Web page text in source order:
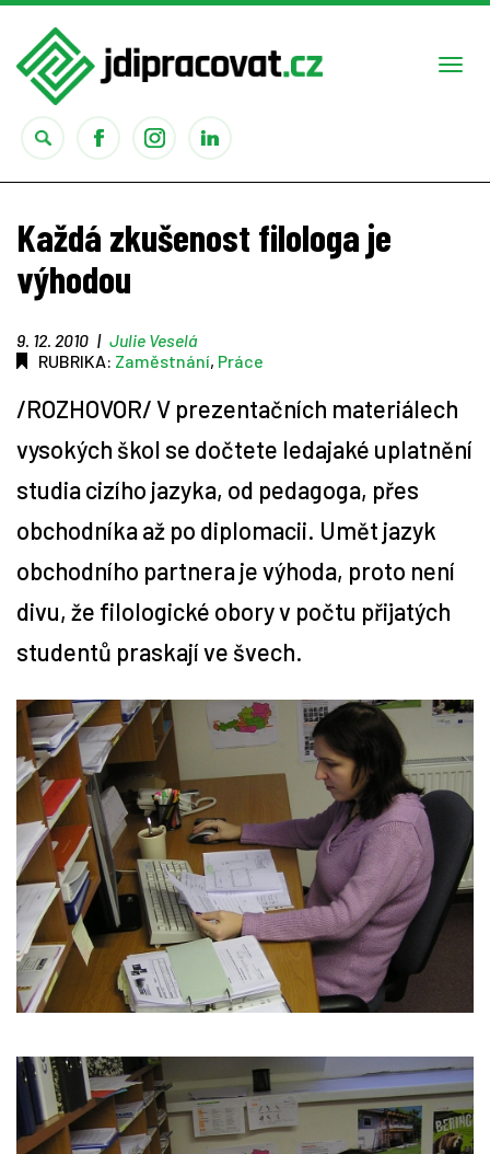
Obory
Seriály
Tipy
Časopis
Soutěže
Každá zkušenost filologa je
výhodou
9. 12. 2010 | Julie Veselá
RUBRIKA: Zaměstnání, Práce
/ROZHOVOR/ V prezentačních materiálech
vysokých škol se dočtete ledajaké uplatnění
studia cizího jazyka, od pedagoga, přes
obchodníka až po diplomacii. Umět jazyk
obchodního partnera je výhoda, proto není
divu, že filologické obory v počtu přijatých
studentů praskají ve švech.